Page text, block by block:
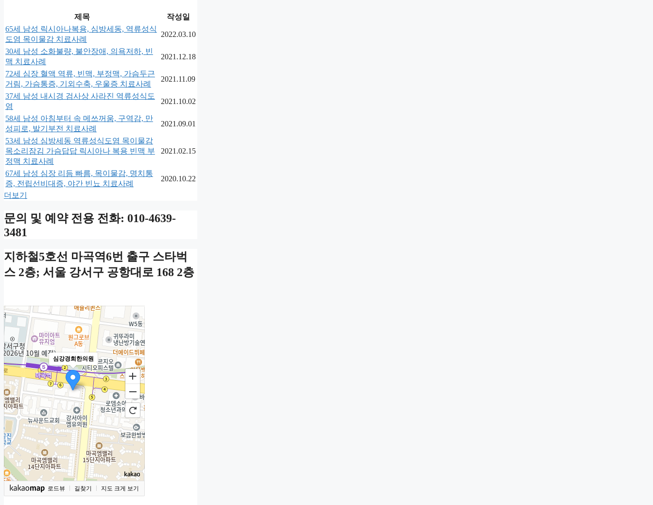
제목
작성일
65세 남성 릭시아나복용, 심방세동, 역류성식
도염 목이물감 치료사례
2022.03.10
30세 남성 소화불량, 불안장애, 의욕저하, 빈
맥 치료사례
2021.12.18
72세 심장 혈액 역류, 빈맥, 부정맥, 가슴두근
거림, 가슴통증, 기외수축, 우울증 치료사례
2021.11.09
37세 남성 내시경 검사상 사라진 역류성식도
염
2021.10.02
58세 남성 아침부터 속 메쓰꺼움, 구역감, 만
성피로, 발기부전 치료사례
2021.09.01
53세 남성 심방세동 역류성식도염 목이물감
목소리잠김 가슴답답 릭시아나 복용 빈맥 부
정맥 치료사례
2021.02.15
67세 남성 심장 리듬 빠름, 목이물감, 명치통
증, 전립선비대증, 야간 빈뇨 치료사례
2020.10.22
더보기
문의 및 예약 전용 전화: 010-4639-
3481
지하철5호선 마곡역6번 출구 스타벅
스 2층; 서울 강서구 공항대로 168 2층
심강경희한의원
로드뷰 길찾기 지도 크게 보기